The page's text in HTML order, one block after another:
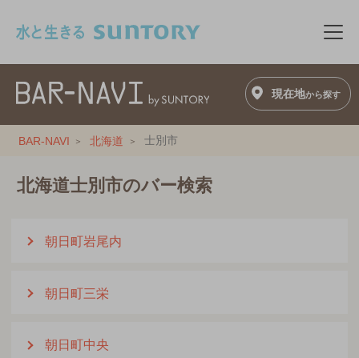
メ
現在地から探す
BAR-NAVI 北海道 士別市
北海道士別市のバー検索
朝日町岩尾内
朝日町三栄
朝日町中央